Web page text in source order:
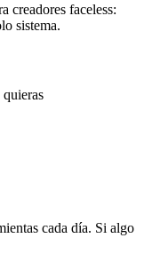
creadores faceless:
sistema.
cada día. Si algo